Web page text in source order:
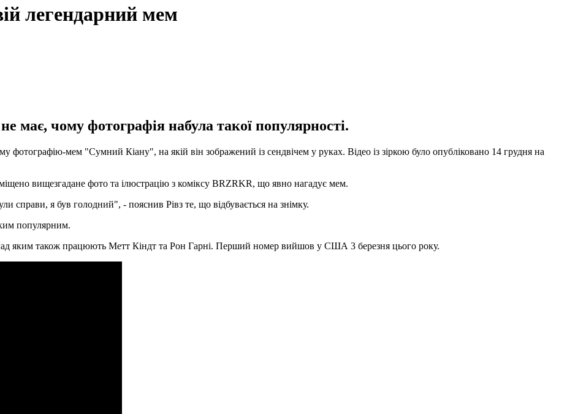
легендарний мем
має, чому фотографія набула такої популярності.
фотографію-мем "Сумний Кіану", на якій він зображений із сендвічем у руках. Відео із зіркою було опубліковано 14 грудня на
вищезгадане фото та ілюстрацію з коміксу BRZRKR, що явно нагадує мем.
справи, я був голодний", - пояснив Рівз те, що відбувається на знімку.
популярним.
яким також працюють Метт Кіндт та Рон Гарні. Перший номер вийшов у США 3 березня цього року.